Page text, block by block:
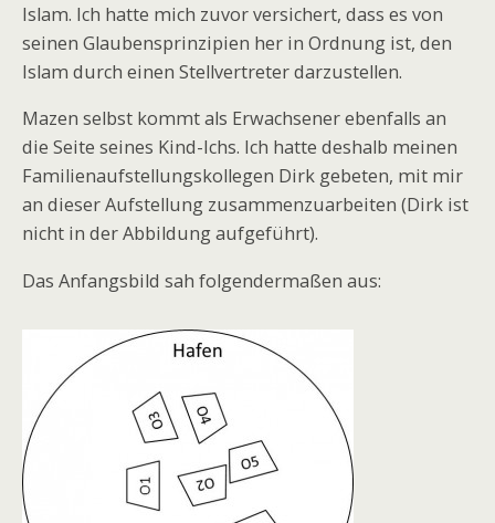
Islam. Ich hatte mich zuvor versichert, dass es von
seinen Glaubensprinzipien her in Ordnung ist, den
Islam durch einen Stellvertreter darzustellen.
Mazen selbst kommt als Erwachsener ebenfalls an
die Seite seines Kind-Ichs. Ich hatte deshalb meinen
Familienaufstellungskollegen Dirk gebeten, mit mir
an dieser Aufstellung zusammenzuarbeiten (Dirk ist
nicht in der Abbildung aufgeführt).
Das Anfangsbild sah folgendermaßen aus: